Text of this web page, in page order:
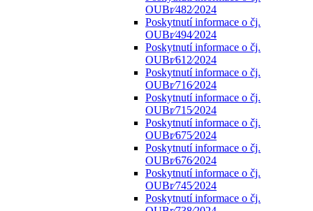
OUBr⁄482⁄2024
Poskytnutí informace o čj.
OUBr⁄494⁄2024
Poskytnutí informace o čj.
OUBr⁄612⁄2024
Poskytnutí informace o čj.
OUBr⁄716⁄2024
Poskytnutí informace o čj.
OUBr⁄715⁄2024
Poskytnutí informace o čj.
OUBr⁄675⁄2024
Poskytnutí informace o čj.
OUBr⁄676⁄2024
Poskytnutí informace o čj.
OUBr⁄745⁄2024
Poskytnutí informace o čj.